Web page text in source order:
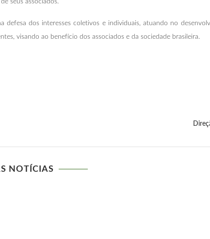
dos interesses coletivos e individuais, atuando no
visando ao benefício dos associados e da sociedade brasileira.
NOTÍCIAS